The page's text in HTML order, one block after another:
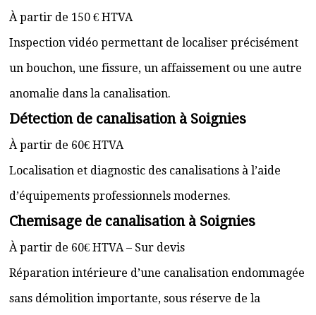
À partir de 150 € HTVA
Inspection vidéo permettant de localiser précisément
un bouchon, une fissure, un affaissement ou une autre
anomalie dans la canalisation.
Détection de canalisation à Soignies
À partir de 60€ HTVA
Localisation et diagnostic des canalisations à l’aide
d’équipements professionnels modernes.
Chemisage de canalisation à Soignies
À partir de 60€ HTVA – Sur devis
Réparation intérieure d’une canalisation endommagée
sans démolition importante, sous réserve de la